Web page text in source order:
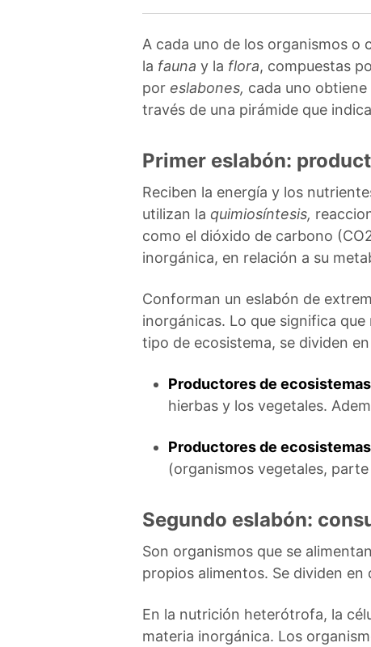
A cada uno de los organismos o
la fauna y la flora, compuestas
por eslabones, cada uno
través de una pirámide que
Primer eslabón:
Reciben la energía y los
utilizan la quimiosíntesis,
como el dióxido de carbono
inorgánica, en relación a su
Conforman un eslabón de
inorgánicas. Lo que significa
tipo de ecosistema, se dividen
Productores de
hierbas y los vegetales.
Productores de
(organismos vegetales,
Segundo eslabón:
Son organismos que se
propios alimentos. Se dividen
En la nutrición heterótrofa, la
materia inorgánica. Los